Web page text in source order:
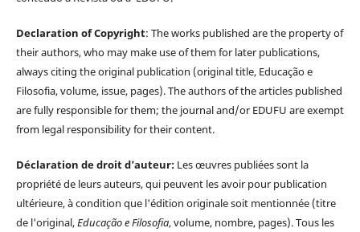
Declaration of Copyright: The works published are the property of
their authors, who may make use of them for later publications,
always citing the original publication (original title, Educação e
Filosofia, volume, issue, pages). The authors of the articles published
are fully responsible for them; the journal and/or EDUFU are exempt
from legal responsibility for their content.
Déclaration de droit d’auteur: Les œuvres publiées sont la
propriété de leurs auteurs, qui peuvent les avoir pour publication
ultérieure, à condition que l'édition originale soit mentionnée (titre
de l'original,Educação e Filosofia, volume, nombre, pages). Tous les